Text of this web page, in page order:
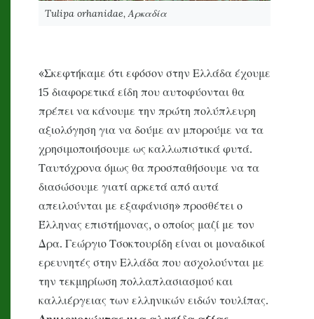
Tulipa ​orhanidae, Αρκαδία
«Σκεφτήκαμε ότι εφόσον στην Ελλάδα έχουμε
15 διαφορετικά είδη που αυτοφύονται θα
πρέπει να κάνουμε την πρώτη πολύπλευρη
αξιολόγηση για να δούμε αν μπορούμε να τα
χρησιμοποιήσουμε ως καλλωπιστικά φυτά.
Ταυτόχρονα όμως θα προσπαθήσουμε να τα
διασώσουμε γιατί αρκετά από αυτά
απειλούνται με εξαφάνιση» προσθέτει ο
Έλληνας επιστήμονας, ο οποίος μαζί με τον
Δρα. Γεώργιο Τσοκτουρίδη είναι οι μοναδικοί
ερευνητές στην Ελλάδα που ασχολούνται με
την τεκμηρίωση πολλαπλασιασμού και
καλλιέργειας των ελληνικών ειδών τουλίπας.